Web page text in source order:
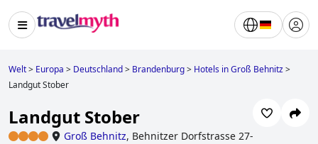
Welt> Europa > Deutschland> Brandenburg> Hotels in Groß Behnitz>
Landgut Stober
Landgut Stober
Groß Behnitz, Behnitzer Dorfstrasse 27-